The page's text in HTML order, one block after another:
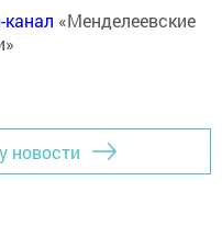
канал «Менделеевские
новости